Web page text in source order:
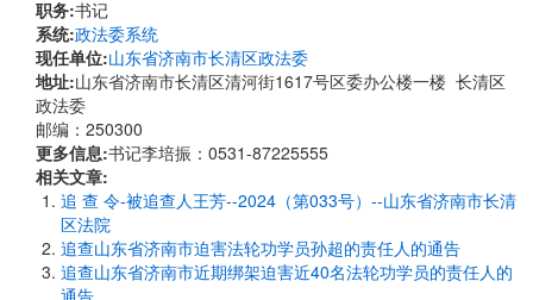
职务:书记
系统:政法委系统
现任单位:山东省济南市长清区政法委
地址:山东省济南市长清区清河街1617号区委办公楼一楼 长清区
政法委
邮编：250300
更多信息:书记李培振：0531-87225555
相关文章:
追 查 令-被追查人王芳--2024（第033号）--山东省济南市长清
区法院
追查山东省济南市迫害法轮功学员孙超的责任人的通告
追查山东省济南市近期绑架迫害近40名法轮功学员的责任人的
通告